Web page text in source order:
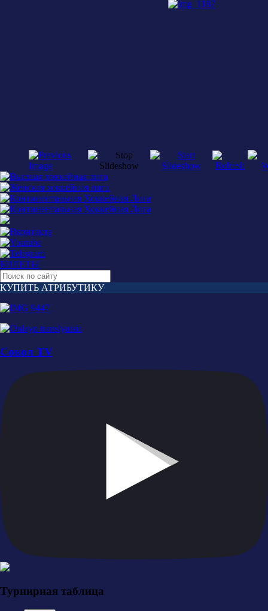
БИЛЕТЫ
КУПИТЬ АТРИБУТИКУ
Сокол TV
Турнирная таблица